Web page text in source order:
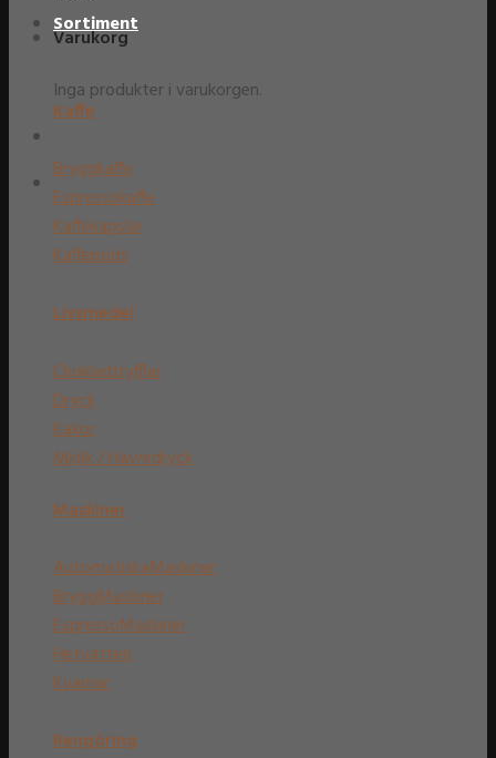
Varukorg
Inga produkter i varukorgen.
Sortiment
Kaffe
Bryggkaffe
Espressokaffe
Kaffekapslar
Kaffepods
Livsmedel
Chokladtryfflar
Dryck
Kakor
Mjölk / Havredryck
Maskiner
AutomatiskaMaskiner
BryggMaskiner
EspressoMaskiner
Hetvatten
Kvarnar
Rengöring